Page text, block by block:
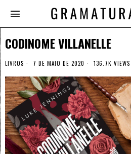
CODINOME VILLANELLE
LIVROS 7 DE MAIO DE 2020 136.7K VIEWS